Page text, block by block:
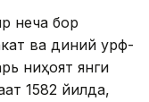
неча бор
ва диний урф-
ниҳоят янги
1582 йилда,